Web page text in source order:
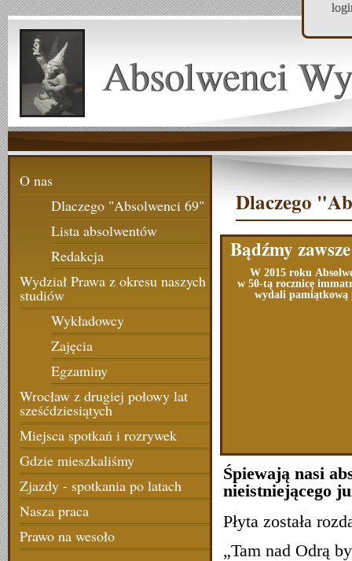
Absolwenci
O nas
Dlaczego "Absolwenci 69"
Lista absolwentów
Redakcja
Wydział Prawa z okresu naszych
studiów
Wykładowcy
Zajęcia
Egzaminy
Wrocław z drugiej połowy lat
sześćdziesiątych
Miejsca spotkań i rozrywek
Gdzie mieszkaliśmy
Zjazdy - spotkania po latach
Nasza praca
Prawo na wesoło
Dlaczego
Bądźmy
W 2015 roku
w 50-tą rocznicę
wydali pamiątkową
Śpiewają nasi
nieistniejącego
Płyta została
„Tam nad Odrą